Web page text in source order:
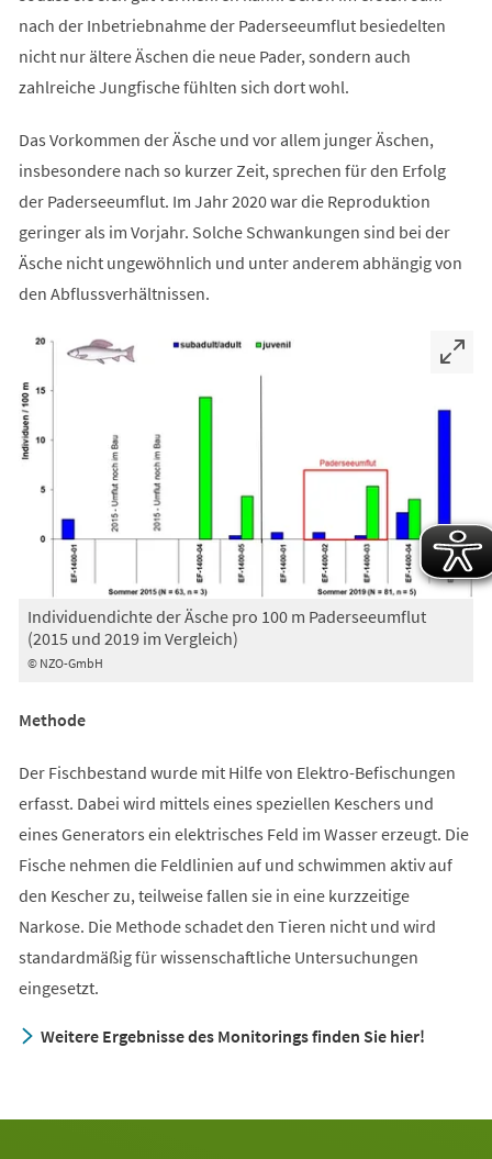
nach der Inbetriebnahme der Paderseeumflut besiedelten
nicht nur ältere Äschen die neue Pader, sondern auch
zahlreiche Jungfische fühlten sich dort wohl.
Das Vorkommen der Äsche und vor allem junger Äschen,
insbesondere nach so kurzer Zeit, sprechen für den Erfolg
der Paderseeumflut. Im Jahr 2020 war die Reproduktion
geringer als im Vorjahr. Solche Schwankungen sind bei der
Äsche nicht ungewöhnlich und unter anderem abhängig von
den Abflussverhältnissen.
© NZO-GmbH
Individuendichte der Äsche pro 100 m Paderseeumflut
(2015 und 2019 im Vergleich)
Methode
Der Fischbestand wurde mit Hilfe von Elektro-Befischungen
erfasst. Dabei wird mittels eines speziellen Keschers und
eines Generators ein elektrisches Feld im Wasser erzeugt. Die
Fische nehmen die Feldlinien auf und schwimmen aktiv auf
den Kescher zu, teilweise fallen sie in eine kurzzeitige
Narkose. Die Methode schadet den Tieren nicht und wird
standardmäßig für wissen­schaftliche Untersuchungen
eingesetzt.
Weitere Ergebnisse des Monitorings finden Sie hier!